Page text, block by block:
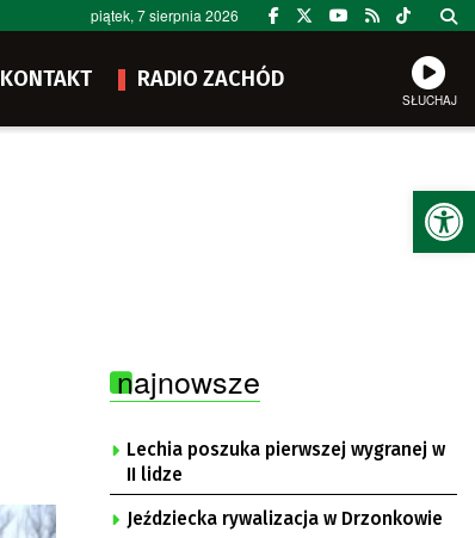
piątek, 7 sierpnia 2026
KONTAKT RADIO ZACHÓD
SŁUCHAJ
najnowsze
Lechia poszuka pierwszej wygranej w
II lidze
Jeździecka rywalizacja w Drzonkowie